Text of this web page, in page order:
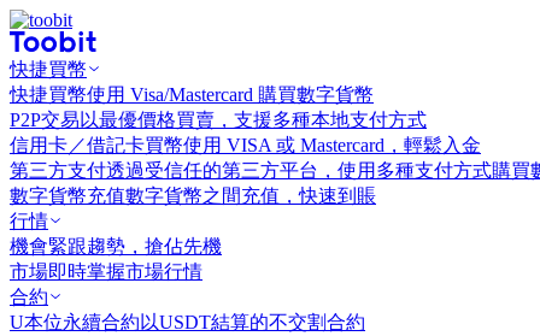
快捷買幣
快捷買幣使用 Visa/Mastercard 購買數字貨幣
P2P交易 以最優價格買賣，支援多種本地支付方式
信用卡／借記卡買幣使用 VISA 或 Mastercard，輕鬆入金
第三方支付透過受信任的第三方平台，使用多種支付方式購買
數字貨幣充值數字貨幣之間充值，快速到賬
行情
機會緊跟趨勢，搶佔先機
市場即時掌握市場行情
合約
U本位永續合約 以USDT結算的不交割合約